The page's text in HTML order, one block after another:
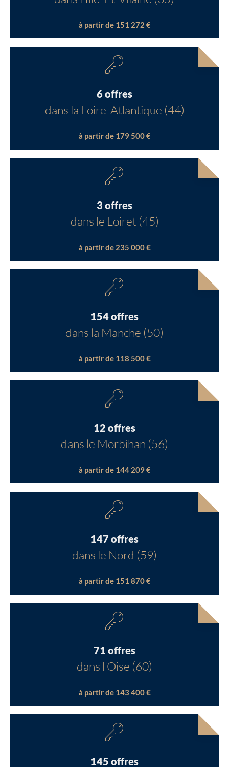
à partir de 151 272 €
6 offres
dans la Loire-Atlantique (44)
à partir de 179 500 €
3 offres
dans le Loiret (45)
à partir de 235 000 €
154 offres
dans la Manche (50)
à partir de 118 500 €
12 offres
dans le Morbihan (56)
à partir de 144 209 €
147 offres
dans le Nord (59)
à partir de 151 870 €
71 offres
dans l'Oise (60)
à partir de 143 400 €
145 offres